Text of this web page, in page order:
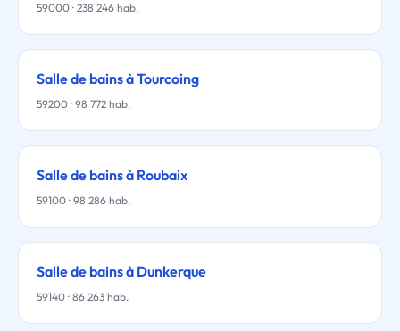
59000 · 238 246 hab.
Salle de bains à Tourcoing
59200 · 98 772 hab.
Salle de bains à Roubaix
59100 · 98 286 hab.
Salle de bains à Dunkerque
59140 · 86 263 hab.